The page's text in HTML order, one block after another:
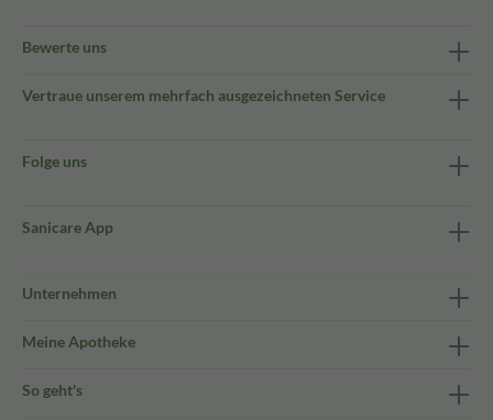
Bewerte uns
Vertraue unserem mehrfach ausgezeichneten Service
Folge uns
Sanicare App
Unternehmen
Meine Apotheke
So geht's